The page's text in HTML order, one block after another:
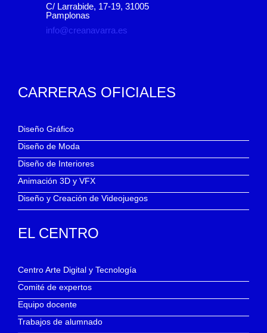
C/ Larrabide, 17-19, 31005
Pamplonas
info@creanavarra.es
CARRERAS OFICIALES
Diseño Gráfico
Diseño de Moda
Diseño de Interiores
Animación 3D y VFX
Diseño y Creación de Videojuegos
EL CENTRO
Centro Arte Digital y Tecnología
Comité de expertos
Equipo docente
Trabajos de alumnado